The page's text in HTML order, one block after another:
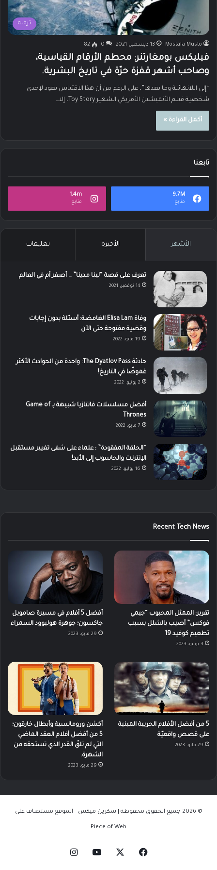
ترفيه
Mostafa Musto 13 ديسمبر، 2021 0
82
فيليكس بومغارتنر: محطم الأرقام القياسية،
وصاحب أشهر قفزة حرّة في تاريخ البشرية.
“إلى اللانهائية وما بعدها”، على الرغم من أن هذا الاقتباس يعود لإحدى
شخصية فيلم الأنميشين الأمريكي الشهير Toy Story، إلا…
أكمل القراءة »
تابعنا
9.7M
متابع
1.4m
متابع
الأشهر الأخيرة تعليقات
تعرف على قصة “لينا مدينا” … أصغر أم في العالم
14 نوفمبر، 2021
وفاة Elisa Lam الغامضة: أسئلة بدون إجابات
وقضية مفتوحة حتى الآن
19 مايو، 2022
حادثة The Dyatlov Pass: واحدة من الحوادث الأكثر
غموضًا في التاريخ!
2 يونيو، 2022
أفضل مسلسلات فانتازيا شبيهة بـ Game of
Thrones
7 مايو، 2022
“الحلقة المفقودة” : علماء على شفى تغيير مستقبل
الإنترنت والحاسوب إلى الأبد!
16 يوليو، 2022
Recent Tech News
تقرير: الممثل المحبوب “جيمي
فوكس” أصيب بالشلل بسبب
تطعيم كوفيد 19
3 يونيو، 2023
أفضل 5 أفلام في مسيرة صامويل
جاكسون؛ جوهرة هوليوود السمراء
29 مايو، 2023
5 من أفضل الأفلام الحربية المبنية
على قصص واقعيّة
29 مايو، 2023
أكشن ورومانسية وأبطال خارقون؛
5 من أفضل أفلام العقد الماضي
التي لم تلقَ القدر الذي تستحقه من
الشهرة.
29 مايو، 2023
© 2026 جميع الحقوق محفوظة | سكرين ميكس - الموقع مستضاف على
Piece of Web
فيسبوك ‫YouTube